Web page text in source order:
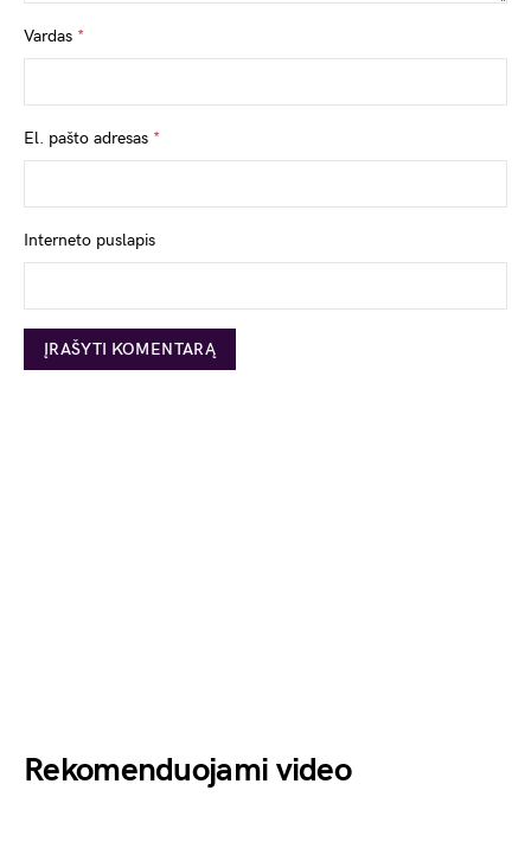
Vardas *
El. pašto adresas *
Interneto puslapis
Rekomenduojami video